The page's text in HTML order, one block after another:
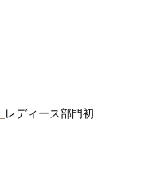
レディース部門初